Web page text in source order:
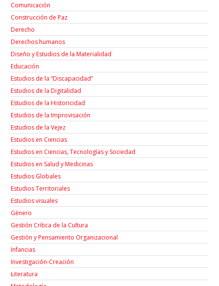
Comunicación
Construcción de Paz
Derecho
Derechos humanos
Diseño y Estudios de la Materialidad
Educación
Estudios de la “Discapacidad”
Estudios de la Digitalidad
Estudios de la Historicidad
Estudios de la Improvisación
Estudios de la Vejez
Estudios en Ciencias
Estudios en Ciencias, Tecnologías y Sociedad
Estudios en Salud y Medicinas
Estudios Globales
Estudios Territoriales
Estudios visuales
Género
Gestión Crítica de la Cultura
Gestión y Pensamiento Organizacional
Infancias
Investigación-Creación
Łiteratura